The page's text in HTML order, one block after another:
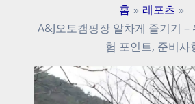
홈
레포츠
A&J오토캠핑장 알차게 즐기기 –
험 포인트, 준비사